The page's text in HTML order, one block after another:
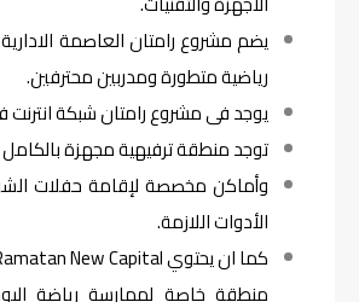
يضم مشروع رامتان العاصمة
رياضية متطورة ومدربين محترفين.
يوجد فى مشروع رامتان شبكة انترنت
توجد منطقة ترفيهية مجهزة بالكامل
وأماكن مخصصة لإقامة حفلات
الأدوات اللازمة.
منطقة خاصة لممارسة رياضة